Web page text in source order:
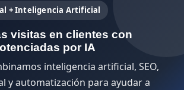
+ Inteligencia Artificial
visitas en clientes con
por IA
inteligencia artificial, SEO,
y automatización para ayudar a